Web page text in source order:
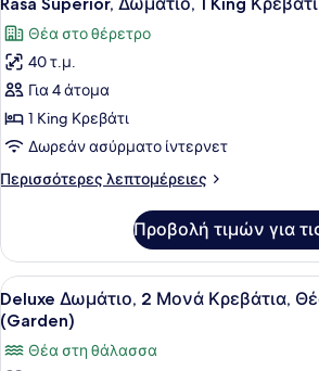
(Rasa
Wing
όλων
των
φωτογραφιών
για
Rasa
Superior,
1
Θέα στο θέρετρο
40 τ.μ.
Για 4 άτομα
1 King Κρεβάτι
Δωρεάν ασύρματο ίντερνετ
Περισσότερες λεπτομέρειες
Περισσότερες
Superior,
Δωμάτιο,
1
King
Κρεβάτι
Προβολή τιμών για
Προβολή
όλων
των
φωτογραφιών
Ένα
5
Deluxe Δωμάτιο, 2 Μονά Κρεβάτια,
(Garden)
Θέα στη θάλασσα